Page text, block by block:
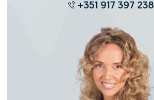
+351 917 397 238